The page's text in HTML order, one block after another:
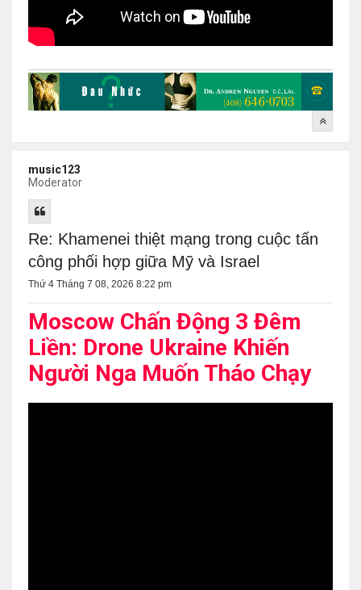
music123
Moderator
Re: Khamenei thiệt mạng trong cuộc tấn
công phối hợp giữa Mỹ và Israel
Thứ 4 Tháng 7 08, 2026 8:22 pm
Moscow Chấn Động 3 Đêm
Liền: Drone Ukraine Khiến
Người Nga Muốn Tháo Chạy